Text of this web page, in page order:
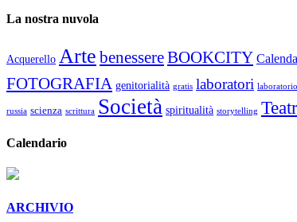
La nostra nuvola
Acquerello Arte benessereBOOKCITY
FOTOGRAFIA genitorialità gratis laboratori laboratorio
russia scienza scrittura Società spiritualità storytelling
Calendario
ARCHIVIO